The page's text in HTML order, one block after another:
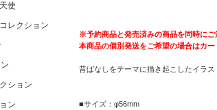
※予約商品と発売済みの商品を同時にご
本商品の個別発送をご希望の場合はカー
昔ばなしをテーマに描き起こしたイラ
■サイズ：φ56mm
使
レクション
ション
ン